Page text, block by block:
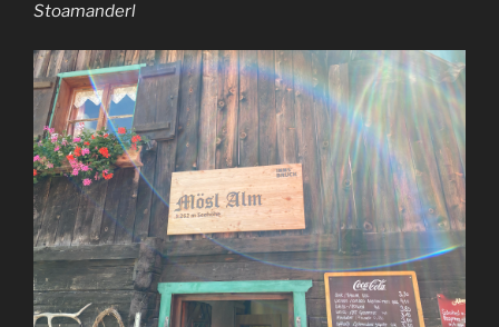
Stoamanderl